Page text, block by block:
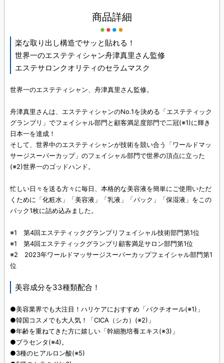
商品詳細
楽な取り出し構造でサッと貼れる！
世界一のエステティシャン舟津真里さん監修
エステサロンクオリティのセラムマスク
世界一のエステティシャン、舟津真里さん監修。
舟津真里さんは、エステティシャンのNo.1を決める「エステティック
グランプリ」でフェイシャル部門と顧客満足度部門で二冠(※1)に輝き
日本一を達成！
そして、世界中のエステティシャンが技術を競い合う「ワールドマッ
サージスーパーカップ」のフェイシャル部門で世界の頂点に立った
(※2)世界一のゴッドハンド。
忙しい日々を送る方々に毎日、本格的な美容液を簡単にご使用いただ
くために「化粧水」「美容液」「乳液」「パック」「保湿液」をこの
パック1枚に詰め込みました。
※1 第4回エステティックグランプリフェイシャル技術部門第1位
※1 第4回エステティックグランプリ顧客満足サロン部門第1位
※2 2023年ワールドマッサージスーパーカップフェイシャル部門第1
位
美容成分を33種類配合！
●美容業界でも大注目！ハリケアにおすすめ「バクチオール(※1)」
●韓国コスメでも大人気！「CICA（シカ）(※2)」
●年齢を重ねてきた方に嬉しい「幹細胞培養エキス(※3)」
●プラセンタ(※4)。
●3種のヒアルロン酸(※5)